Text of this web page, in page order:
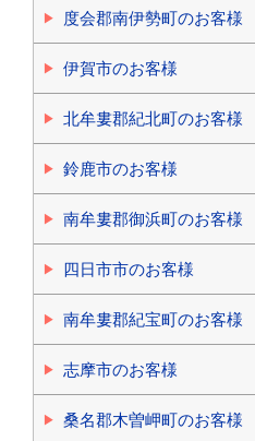
度会郡南伊勢町のお客様
伊賀市のお客様
北牟婁郡紀北町のお客様
鈴鹿市のお客様
南牟婁郡御浜町のお客様
四日市市のお客様
南牟婁郡紀宝町のお客様
志摩市のお客様
桑名郡木曽岬町のお客様